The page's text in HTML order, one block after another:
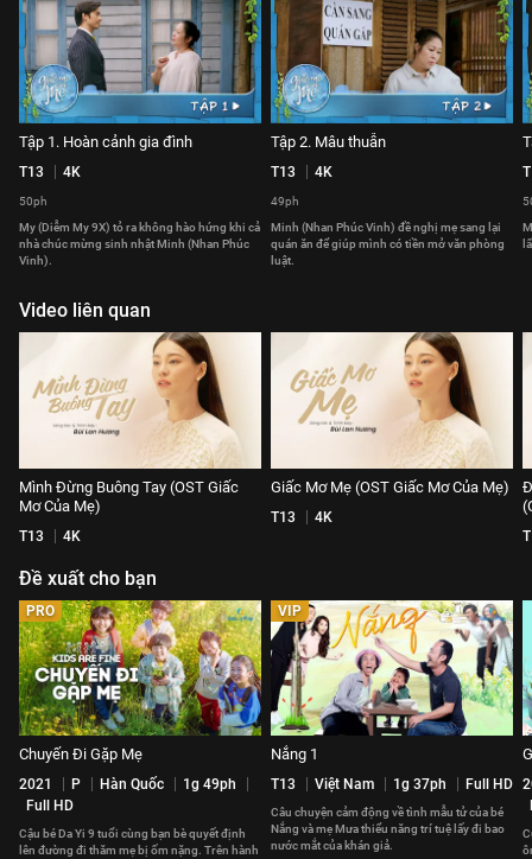
Tập 1. Hoàn cảnh gia đình
T13 4K
50ph
My (Diễm My 9X) tỏ ra không hào hứng khi cả
nhà chúc mừng sinh nhật Minh (Nhan Phúc
Vinh).
Tập 2. Mâu thuẫn
T13 4K
49ph
Minh (Nhan Phúc Vinh) đề nghị mẹ sang lại
quán ăn để giúp mình có tiền mở văn phòng
luật.
Video liên quan
Mình Đừng Buông Tay (OST Giấc
Mơ Của Mẹ)
T13 4K
Giấc Mơ Mẹ (OST Giấc Mơ Của Mẹ)
T13 4K
Đề xuất cho bạn
PRO
Chuyến Đi Gặp Mẹ
2021 P Hàn Quốc
1g 49ph
Full HD
Cậu bé Da Yi 9 tuổi cùng bạn bè quyết định
lên đường đi thăm mẹ bị ốm nặng. Trên hành
VIP
Nắng 1
T13 Việt Nam 1g 37ph Full HD
Câu chuyện cảm động về tình mẫu tử của bé
Nắng và mẹ Mưa thiểu năng trí tuệ lấy đi bao
nước mắt của khán giả.